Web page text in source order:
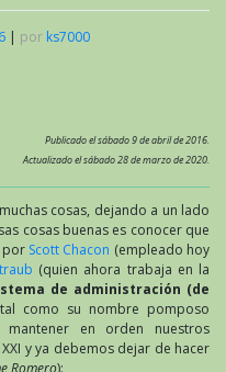
| por ks7000
Publicado el sábado 9 de abril de 2016.
Actualizado el sábado 28 de marzo de 2020.
cosas, dejando a un lado
cosas buenas es conocer que
por Scott Chacon (empleado hoy
(quien ahora trabaja en la
de administración (de
como su nombre pomposo
en orden nuestros
y ya debemos dejar de hacer
Romero):